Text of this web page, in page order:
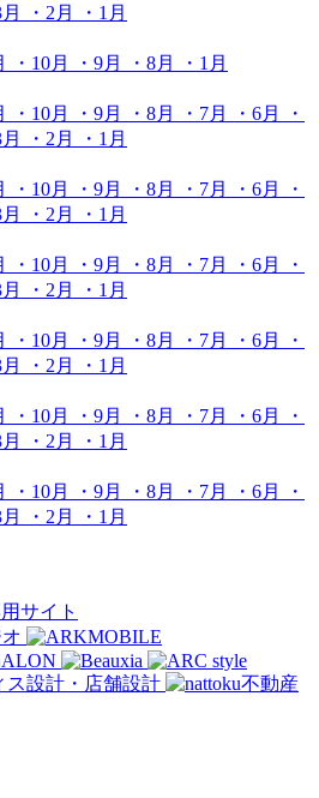
・2月
・1月
・10月 ・9月 ・8月
・1月
・10月 ・9月 ・8月 ・7月 ・6月
・
・2月
・1月
・10月 ・9月 ・8月 ・7月 ・6月
・
・2月
・1月
・10月 ・9月 ・8月 ・7月 ・6月
・
・2月
・1月
・10月 ・9月 ・8月 ・7月 ・6月
・
・2月
・1月
・10月 ・9月 ・8月 ・7月 ・6月
・
・2月
・1月
・10月 ・9月 ・8月 ・7月 ・6月
・
・2月
・1月